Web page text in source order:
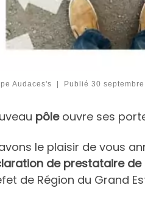
Audaces's Publié 30
pôleouvre ses
le plaisir de vous
de prestataire
de Région du Grand